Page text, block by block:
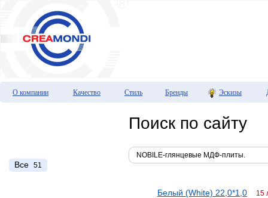
О компании Качество Стиль Бренды Эскизы
Все 51
Поиск по сайту
Белый (White) 22,0*1,0 15